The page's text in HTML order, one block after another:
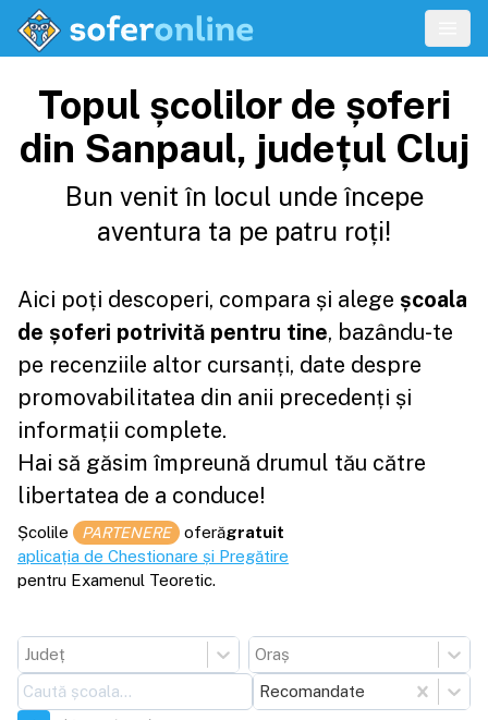
Topul școlilor de șoferi
din Sanpaul, județul Cluj
Bun venit în locul unde începe
aventura ta pe patru roți!
Aici poți descoperi, compara și alege școala
de șoferi potrivită pentru tine, bazându-te
pe recenziile altor cursanți, date despre
promovabilitatea din anii precedenți și
informații complete.
Hai să găsim împreună drumul tău către
libertatea de a conduce!
Școlile PARTENERE oferăgratuit
aplicația de Chestionare și Pregătire
pentru Examenul Teoretic.
Județ
Oraș
Recomandate